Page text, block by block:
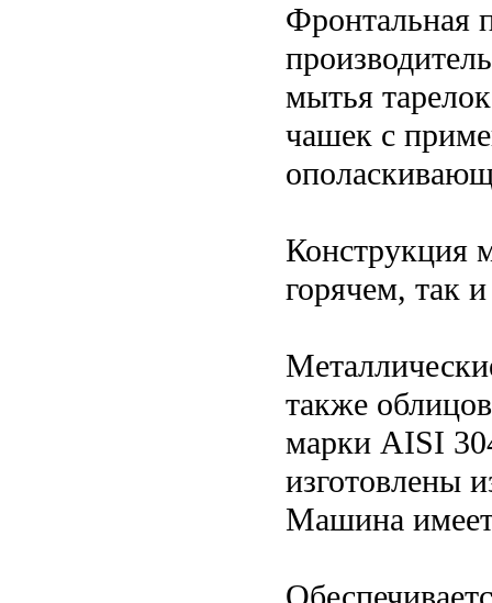
Фронтальная
мытья
чашек с
Конструкция
горячем, так
также
марки AISI
изготовлены
Машина